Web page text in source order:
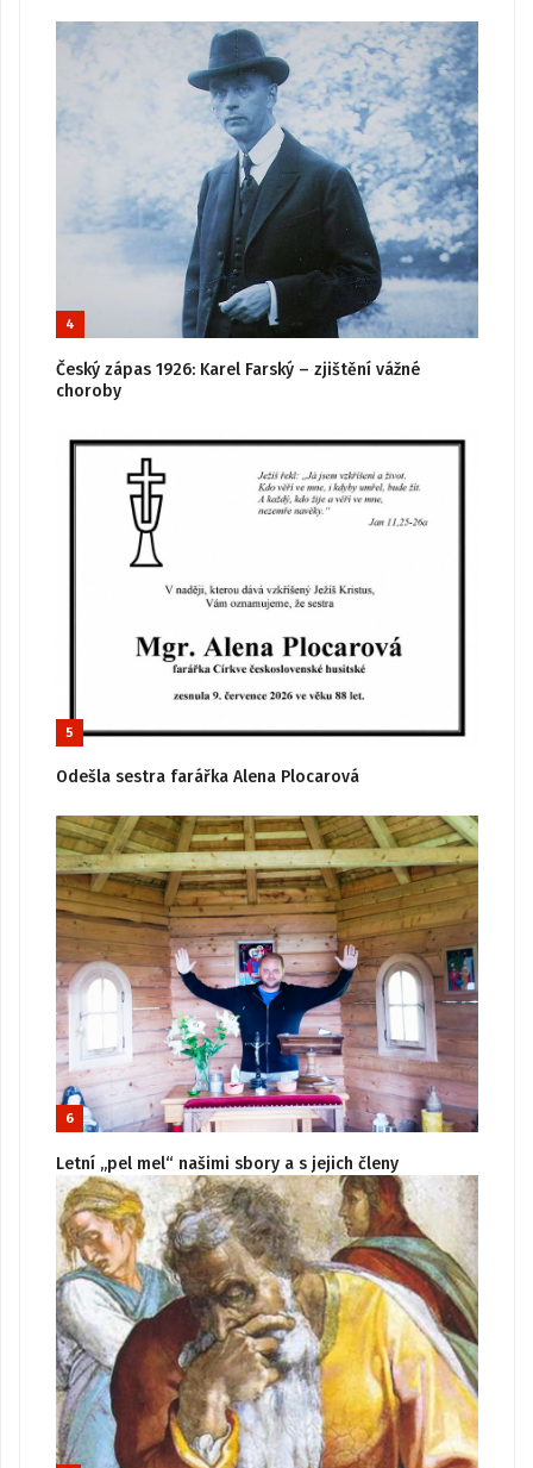
4
Český zápas 1926: Karel Farský – zjištění vážné
choroby
5
Odešla sestra farářka Alena Plocarová
6
Letní „pel mel“ našimi sbory a s jejich členy